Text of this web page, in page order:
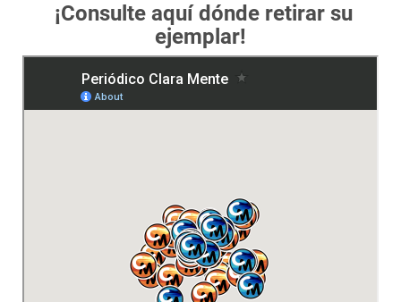
¡Consulte aquí dónde retirar su
ejemplar!